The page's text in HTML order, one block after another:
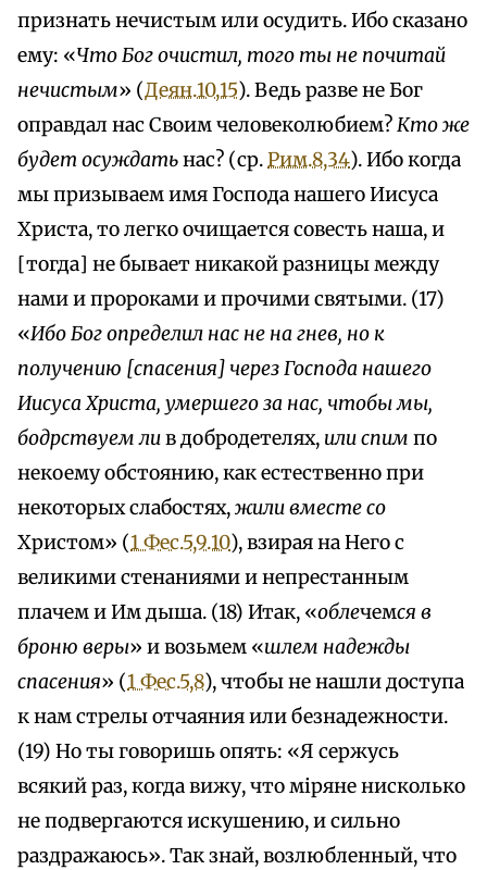
признать нечистым или осудить. Ибо сказано
ему: «Что Бог очистил, того ты не почитай
нечистым» (Деян.10,15). Ведь разве не Бог
оправдал нас Своим человеколюбием?Кто же
будет осуждатьнас? (ср.Рим.8,34). Ибо когда
мы призываем имя Господа нашего Иисуса
Христа, то легко очищается совесть наша, и
[тогда] не бывает никакой разницы между
нами и пророками и прочими святыми. (17)
«Ибо Бог определил нас не на гнев, но к
получению [спасения] через Господа нашего
Иисуса Христа, умершего за нас, чтобы мы,
бодрствуем лив добродетелях, или спим по
некоему обстоянию, как естественно при
некоторых слабостях,жили вместе со
Христом» (1 Фес.5,9.10), взирая на Него с
великими стенаниями и непрестанным
плачем и Им дыша. (18) Итак, «облечемся в
броню веры» и возьмем «шлем надежды
спасения» (1 Фес.5,8), чтобы не нашли доступа
к нам стрелы отчаяния или безнадежности.
(19) Но ты говоришь опять: «Я сержусь
всякий раз, когда вижу, что мiряне нисколько
не подвергаются искушению, и сильно
раздражаюсь». Так знай, возлюбленный, что